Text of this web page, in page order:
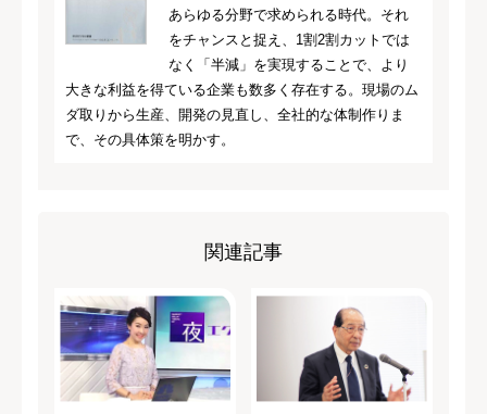
あらゆる分野で求められる時代。それ
をチャンスと捉え、1割2割カットでは
なく「半減」を実現することで、より
大きな利益を得ている企業も数多く存在する。現場のム
ダ取りから生産、開発の見直し、全社的な体制作りま
で、その具体策を明かす。
関連記事